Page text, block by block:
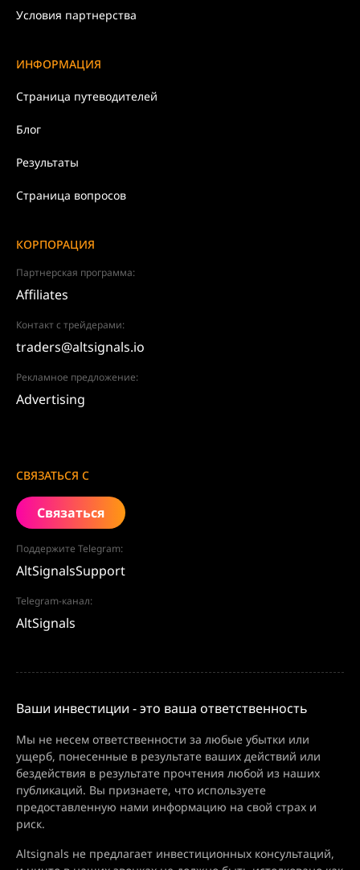
Условия партнерства
ИНФОРМАЦИЯ
Страница путеводителей
Блог
Результаты
Страница вопросов
КОРПОРАЦИЯ
Партнерская программа:
Affiliates
Контакт с трейдерами:
traders@altsignals.io
Рекламное предложение:
Advertising
СВЯЗАТЬСЯ С
Связаться
Поддержите Telegram:
AltSignalsSupport
Telegram-канал:
AltSignals
Ваши инвестиции - это ваша ответственность
Мы не несем ответственности за любые убытки или
ущерб, понесенные в результате ваших действий или
бездействия в результате прочтения любой из наших
публикаций. Вы признаете, что используете
предоставленную нами информацию на свой страх и
риск.
Altsignals не предлагает инвестиционных консультаций,